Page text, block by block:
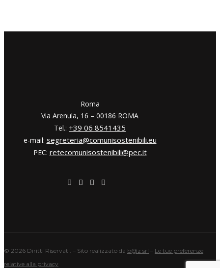
​​Roma
Via Arenula, 16 – 00186 ROMA
Tel.: +39 06 8541435
e-mail: segreteria@comunisostenibili.eu
PEC: retecomunisostenibili@pec.it
© 2026 Diritti Riservati. – Sito realizzato da b@z srl – Le tue preferenze
relative alla privacy